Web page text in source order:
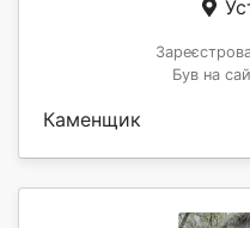
Був на
Каменщик